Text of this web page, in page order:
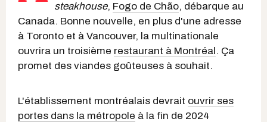
steakhouse, Fogo de Chão, débarque au
Canada. Bonne nouvelle, en plus d'une adresse
à Toronto et à Vancouver, la multinationale
ouvrira un troisième restaurant à Montréal. Ça
promet des viandes goûteuses à souhait.
L'établissement montréalais devrait ouvrir ses
portes dans la métropole à la fin de 2024